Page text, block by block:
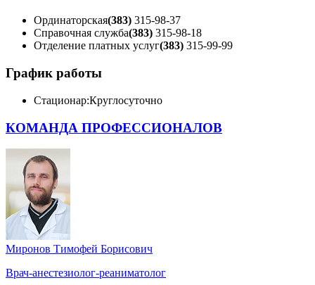
Ординаторская(383) 315-98-37
Справочная служба(383) 315-98-18
Отделение платных услуг(383) 315-99-99
График работы
Стационар:Круглосуточно
КОМАНДА ПРОФЕССИОНАЛОВ
Миронов Тимофей Борисович
Врач-анестезиолог-реаниматолог